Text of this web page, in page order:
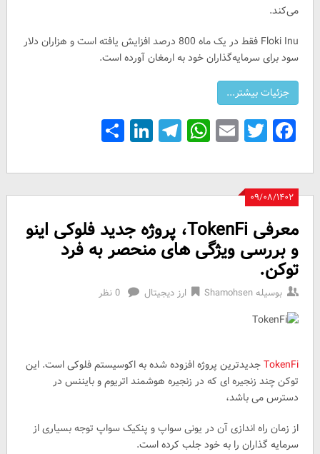
می‌کند.
Floki Inu فقط در یک ماه 800 درصد افزایش یافته است و هزاران دلار
سود برای سرمایه‌گذاران خود به ارمغان آورده است.
Facebook
Twitter
Email
WhatsApp
Telegram
LinkedIn
Share
۰۹/۰۸/۱۴۰۲
معرفی TokenFi، پروژه جدید فلوکی اینو
و بررسی ویژگی های منحصر به فرد
توکن.
بوسیلهShamohsen ارز دیجیتال 0 نظر
TokenFiجدیدترین پروژه افزوده شده به اکوسیستم فلوکی است. این
توکن چند زنجیره ای که در زنجیره هوشمند اتریوم و بایننس در
دسترس می باشد،
از زمان راه اندازی آن در یونی سواپ و پنکیک سواپ توجه بسیاری از
سرمایه گذاران را به خود جلب کرده است.